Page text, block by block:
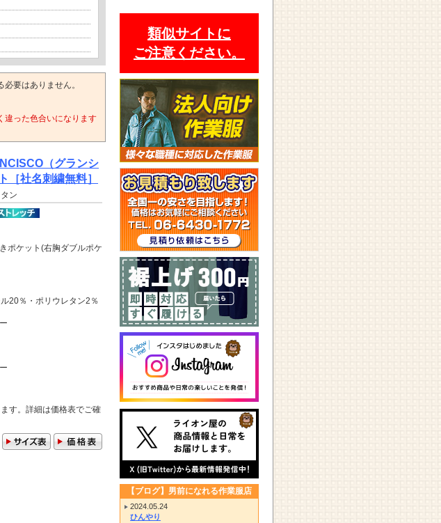
要はありません。
違った色合いになります
（グランシ
［社名刺繍無料］
ン
ポケット(右胸ダブルポケ
20％・ポリウレタン2％
す。詳細は価格表でご確
類似サイトに
ご注意ください。
【ブログ】男前になれる作業服店
2024.05.24
ひんやり